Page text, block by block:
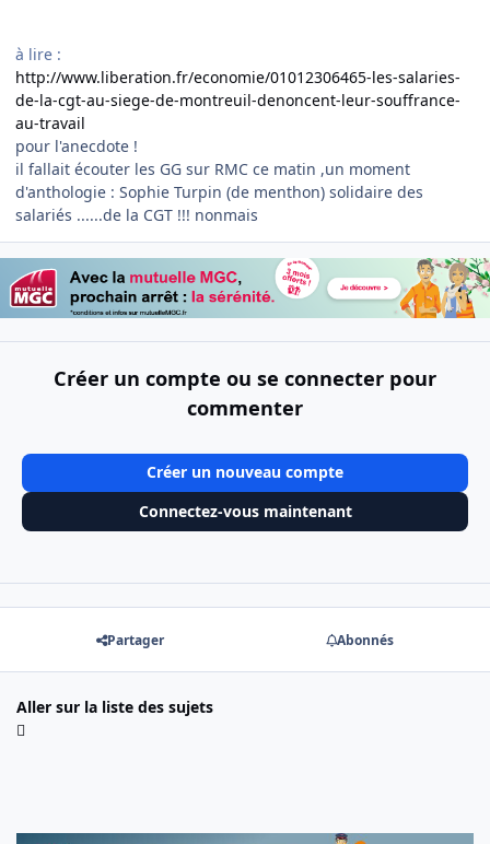
à lire :
http://www.liberation.fr/economie/01012306465-les-salaries-
de-la-cgt-au-siege-de-montreuil-denoncent-leur-souffrance-
au-travail
pour l'anecdote !
il fallait écouter les GG sur RMC ce matin ,un moment
d'anthologie : Sophie Turpin (de menthon) solidaire des
salariés ......de la CGT !!! nonmais
Créer un compte ou se connecter pour
commenter
Créer un nouveau compte
Connectez-vous maintenant
Partager Abonnés
Aller sur la liste des sujets